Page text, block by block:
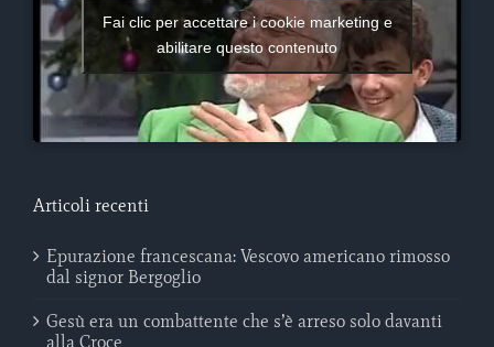
Fai clic per accettare i cookie marketing e
abilitare questo contenuto
Articoli recenti
Epurazione francescana: Vescovo americano rimosso
dal signor Bergoglio
Gesù era un combattente che s’è arreso solo davanti
alla Croce